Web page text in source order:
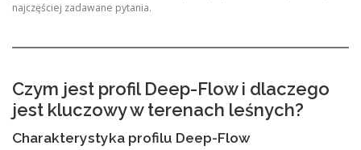
najczęściej zadawane pytania.
Czym jest profil Deep-Flow i dlaczego
jest kluczowy w terenach leśnych?
Charakterystyka profilu Deep-Flow